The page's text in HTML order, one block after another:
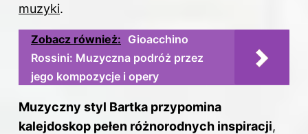
muzyki.
Zobacz również: Gioacchino
Rossini: Muzyczna podróż przez
jego kompozycje i opery
Muzyczny styl Bartka przypomina
kalejdoskop pełen różnorodnych inspiracji,